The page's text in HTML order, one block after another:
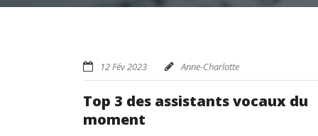
12 Fév 2023 Anne-Charlotte
Top 3 des assistants vocaux du
moment